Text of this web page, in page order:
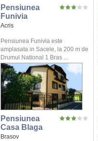
Pensiunea
Funivia
Acris
Pensiunea Funivia este
amplasata in Sacele, la 200 m de
Drumul National 1 Bras ...
Pensiunea
Casa Blaga
Brasov